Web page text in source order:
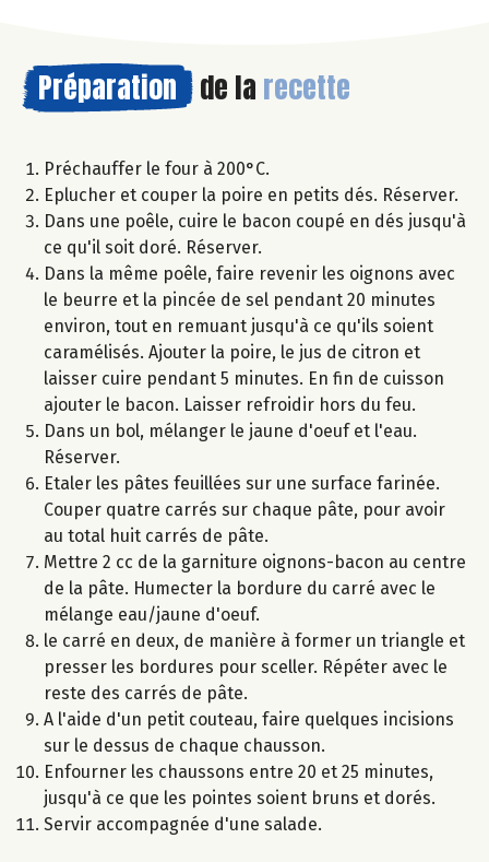
Préparation de la recette
Préchauffer le four à 200°C.
Eplucher et couper la poire en petits dés. Réserver.
Dans une poêle, cuire le bacon coupé en dés jusqu'à
ce qu'il soit doré. Réserver.
Dans la même poêle, faire revenir les oignons avec
le beurre et la pincée de sel pendant 20 minutes
environ, tout en remuant jusqu'à ce qu'ils soient
caramélisés. Ajouter la poire, le jus de citron et
laisser cuire pendant 5 minutes. En fin de cuisson
ajouter le bacon. Laisser refroidir hors du feu.
Dans un bol, mélanger le jaune d'oeuf et l'eau.
Réserver.
Etaler les pâtes feuillées sur une surface farinée.
Couper quatre carrés sur chaque pâte, pour avoir
au total huit carrés de pâte.
Mettre 2 cc de la garniture oignons-bacon au centre
de la pâte. Humecter la bordure du carré avec le
mélange eau/jaune d'oeuf.
le carré en deux, de manière à former un triangle et
presser les bordures pour sceller. Répéter avec le
reste des carrés de pâte.
A l'aide d'un petit couteau, faire quelques incisions
sur le dessus de chaque chausson.
Enfourner les chaussons entre 20 et 25 minutes,
jusqu'à ce que les pointes soient bruns et dorés.
Servir accompagnée d'une salade.